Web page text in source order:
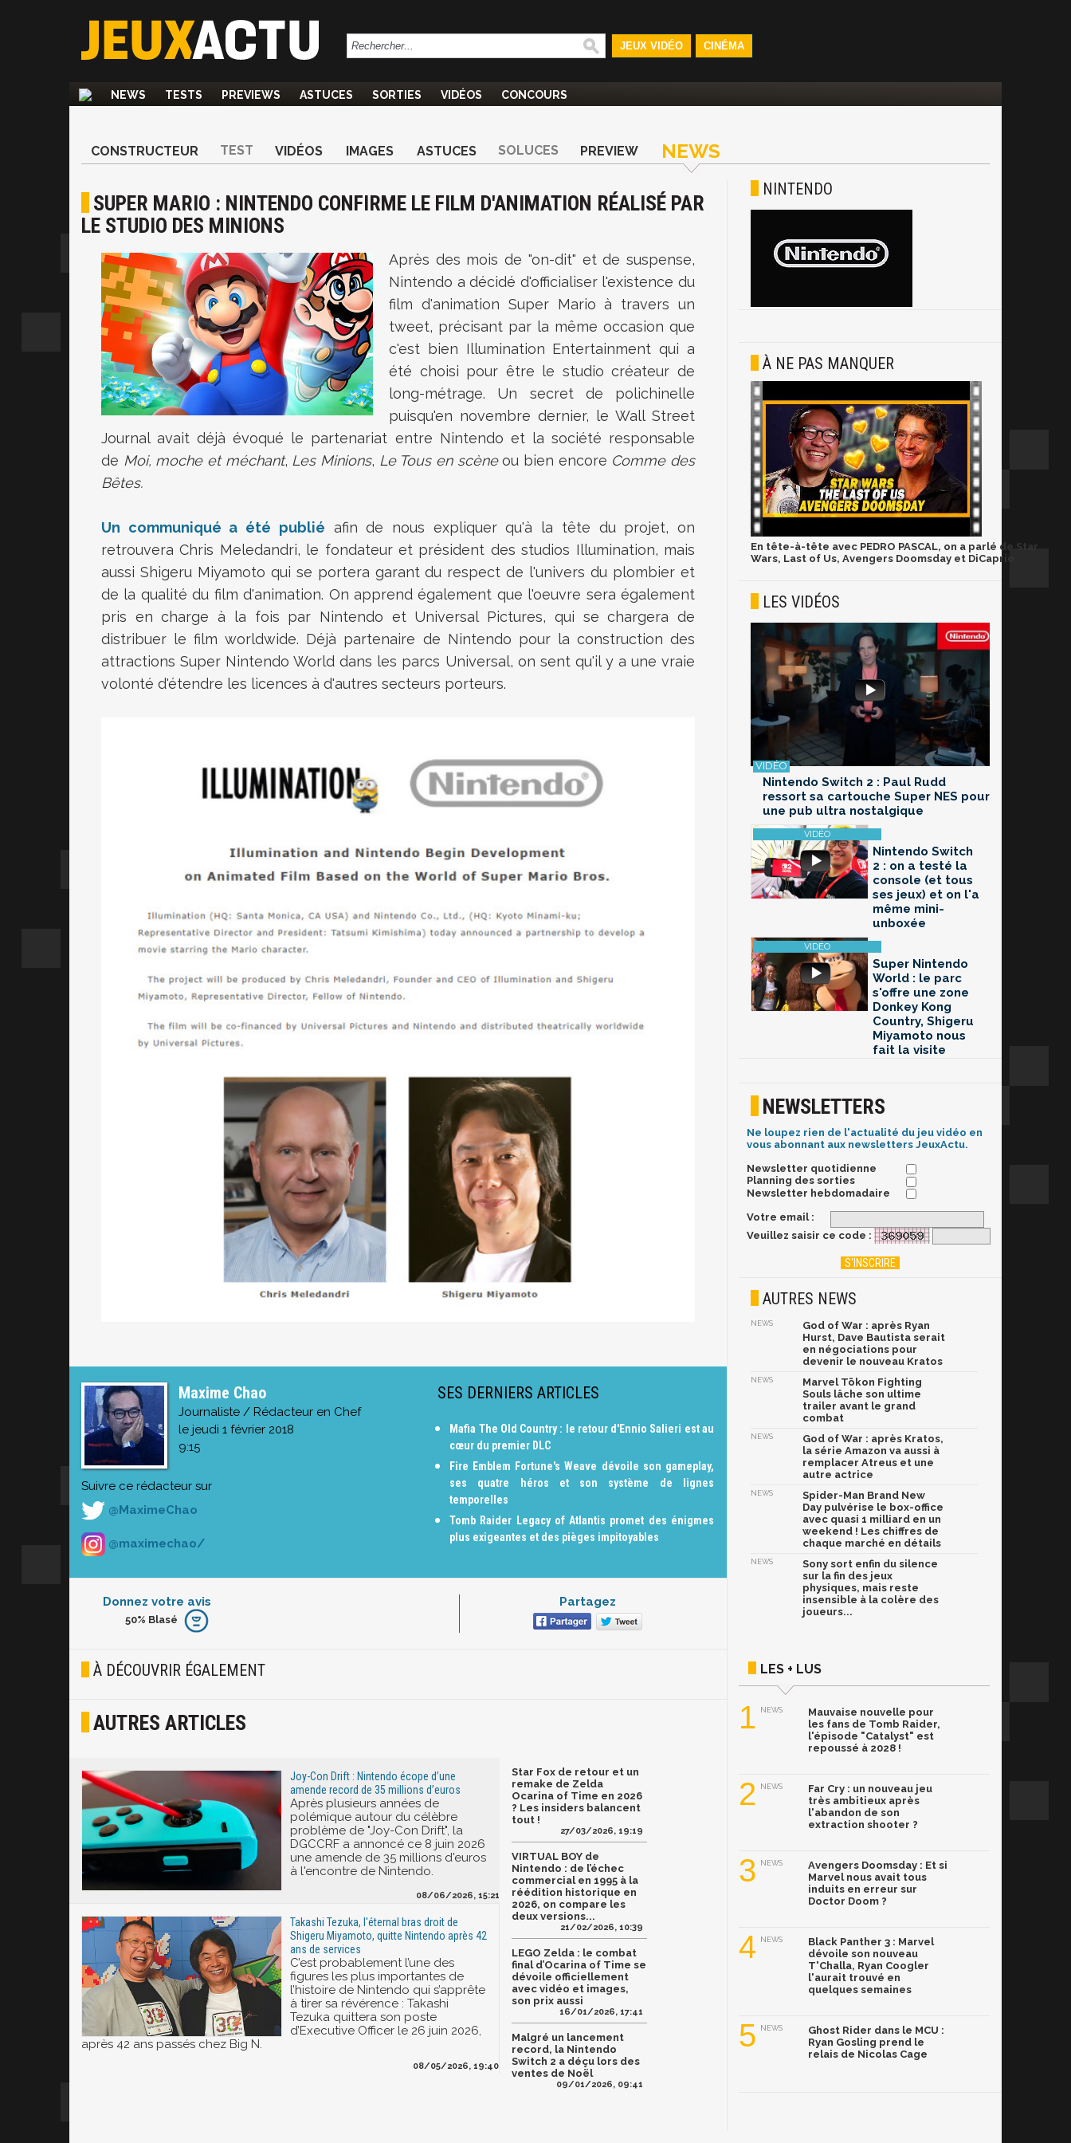
JEUX VIDÉO CINÉMA
NEWS TESTS PREVIEWS ASTUCES SORTIES VIDÉOS CONCOURS
CONSTRUCTEUR TEST VIDÉOS IMAGES ASTUCES SOLUCES PREVIEW NEWS
SUPER MARIO : NINTENDO CONFIRME LE FILM D'ANIMATION RÉALISÉ PAR
LE STUDIO DES MINIONS
Après des mois de "on-dit" et de suspense,
Nintendo a décidé d'officialiser l'existence du
film d'animation Super Mario à travers un
tweet, précisant par la même occasion que
c'est bien Illumination Entertainment qui a
été choisi pour être le studio créateur de
long-métrage. Un secret de polichinelle
puisqu'en novembre dernier, le Wall Street
Journal avait déjà évoqué le partenariat entre Nintendo et la société responsable
de Moi, moche et méchant, Les Minions, Le Tous en scèneou bien encore Comme des
Bêtes.
Un communiqué a été publié afin de nous expliquer qu'à la tête du projet, on
retrouvera Chris Meledandri, le fondateur et président des studios Illumination, mais
aussi Shigeru Miyamoto qui se portera garant du respect de l'univers du plombier et
de la qualité du film d'animation. On apprend également que l'oeuvre sera également
pris en charge à la fois par Nintendo et Universal Pictures, qui se chargera de
distribuer le film worldwide. Déjà partenaire de Nintendo pour la construction des
attractions Super Nintendo World dans les parcs Universal, on sent qu'il y a une vraie
volonté d'étendre les licences à d'autres secteurs porteurs.
Maxime Chao
Journaliste / Rédacteur en Chef
le jeudi 1 février 2018
9:15
Suivre ce rédacteur sur
@MaximeChao
@maximechao/
SES DERNIERS ARTICLES
Mafia The Old Country : le retour d'Ennio Salieri est au
cœur du premier DLC
Fire Emblem Fortune's Weave dévoile son gameplay,
ses quatre héros et son système de lignes
temporelles
Tomb Raider Legacy of Atlantis promet des énigmes
plus exigeantes et des pièges impitoyables
Donnez votre avis
Furieux
Joyeux
50% Blasé
Partagez
À DÉCOUVRIR ÉGALEMENT
AUTRES ARTICLES
Joy-Con Drift : Nintendo écope d’une
amende record de 35 millions d’euros
Après plusieurs années de
polémique autour du célèbre
problème de "Joy-Con Drift", la
DGCCRF a annoncé ce 8 juin 2026
une amende de 35 millions d'euros
à l'encontre de Nintendo.
08/06/2026, 15:21
Takashi Tezuka, l'éternal bras droit de
Shigeru Miyamoto, quitte Nintendo après 42
ans de services
C’est probablement l’une des
figures les plus importantes de
l’histoire de Nintendo qui s’apprête
à tirer sa révérence : Takashi
Tezuka quittera son poste
d’Executive Officer le 26 juin 2026,
après 42 ans passés chez Big N.
08/05/2026, 19:40
Star Fox de retour et un
remake de Zelda
Ocarina of Time en 2026
? Les insiders balancent
tout !
27/03/2026, 19:19
VIRTUAL BOY de
Nintendo : de l’échec
commercial en 1995 à la
réédition historique en
2026, on compare les
deux versions...
21/02/2026, 10:39
LEGO Zelda : le combat
final d’Ocarina of Time se
dévoile officiellement
avec vidéo et images,
son prix aussi
16/01/2026, 17:41
Malgré un lancement
record, la Nintendo
Switch 2 a déçu lors des
ventes de Noël
09/01/2026, 09:41
NINTENDO
À NE PAS MANQUER
En tête-à-tête avec PEDRO PASCAL, on a parlé de Star
Wars, Last of Us, Avengers Doomsday et DiCaprio
LES VIDÉOS
Nintendo Switch 2 : Paul Rudd
ressort sa cartouche Super NES pour
une pub ultra nostalgique
Nintendo Switch
2 : on a testé la
console (et tous
ses jeux) et on l'a
même mini-
unboxée
Super Nintendo
World : le parc
s'offre une zone
Donkey Kong
Country, Shigeru
Miyamoto nous
fait la visite
NEWSLETTERS
Ne loupez rien de l'actualité du jeu vidéo en
vous abonnant aux newsletters JeuxActu.
Newsletter quotidienne
Planning des sorties
Newsletter hebdomadaire
Votre email :
Veuillez saisir ce code :
AUTRES NEWS
NEWS
God of War : après Ryan
Hurst, Dave Bautista serait
en négociations pour
devenir le nouveau Kratos
NEWS
Marvel Tōkon Fighting
Souls lâche son ultime
trailer avant le grand
combat
NEWS
God of War : après Kratos,
la série Amazon va aussi à
remplacer Atreus et une
autre actrice
NEWS
Spider-Man Brand New
Day pulvérise le box-office
avec quasi 1 milliard en un
weekend ! Les chiffres de
chaque marché en détails
NEWS
Sony sort enfin du silence
sur la fin des jeux
physiques, mais reste
insensible à la colère des
joueurs...
LES + LUS
1 NEWS
Mauvaise nouvelle pour
les fans de Tomb Raider,
l'épisode "Catalyst" est
repoussé à 2028 !
2 NEWS
Far Cry : un nouveau jeu
très ambitieux après
l'abandon de son
extraction shooter ?
3 NEWS
Avengers Doomsday : Et si
Marvel nous avait tous
induits en erreur sur
Doctor Doom ?
4 NEWS
Black Panther 3 : Marvel
dévoile son nouveau
T'Challa, Ryan Coogler
l'aurait trouvé en
quelques semaines
5 NEWS
Ghost Rider dans le MCU :
Ryan Gosling prend le
relais de Nicolas Cage